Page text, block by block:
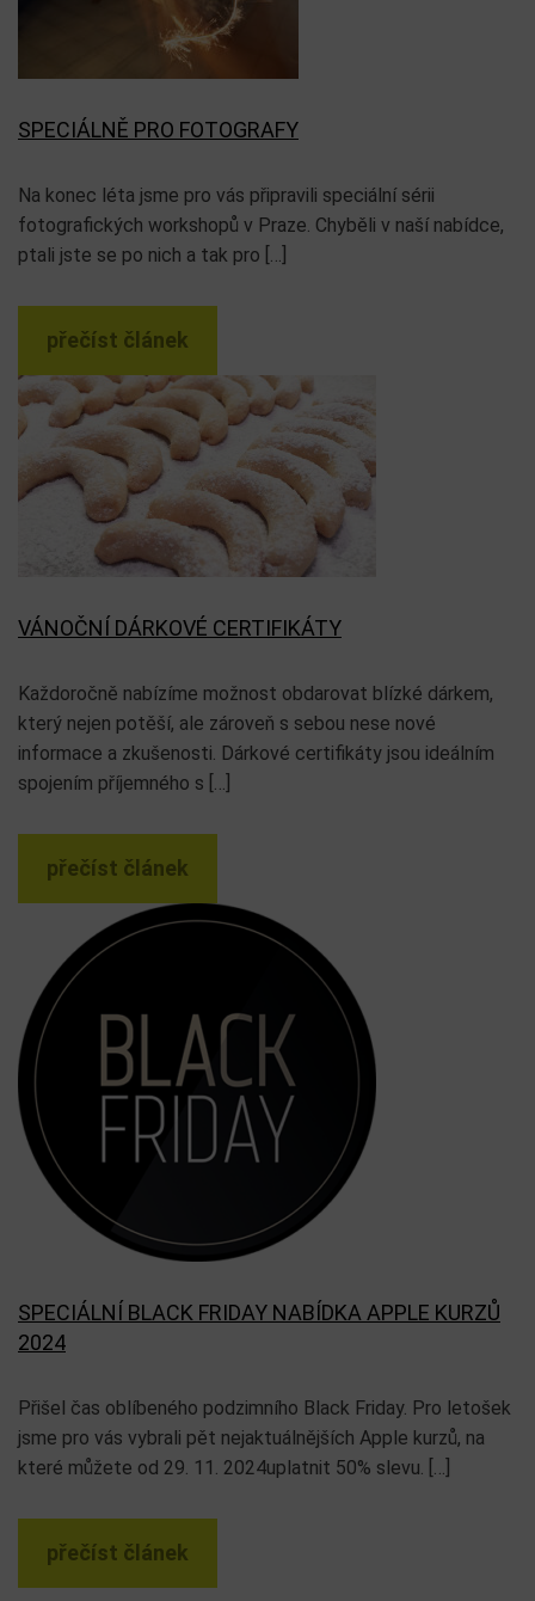
SPECIÁLNĚ PRO FOTOGRAFY
Na konec léta jsme pro vás připravili speciální sérii
fotografických workshopů v Praze. Chyběli v naší nabídce,
ptali jste se po nich a tak pro […]
přečíst článek
VÁNOČNÍ DÁRKOVÉ CERTIFIKÁTY
Každoročně nabízíme možnost obdarovat blízké dárkem,
který nejen potěší, ale zároveň s sebou nese nové
informace a zkušenosti. Dárkové certifikáty jsou ideálním
spojením příjemného s […]
přečíst článek
SPECIÁLNÍ BLACK FRIDAY NABÍDKA APPLE KURZŮ
2024
Přišel čas oblíbeného podzimního Black Friday. Pro letošek
jsme pro vás vybrali pět nejaktuálnějších Apple kurzů, na
které můžete od 29. 11. 2024uplatnit 50% slevu. […]
přečíst článek